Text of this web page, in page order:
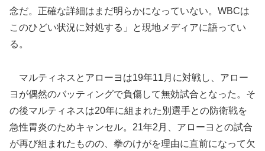
念だ。正確な詳細はまだ明らかになっていない。WBCは
このひどい状況に対処する」と現地メディアに語ってい
る。
マルティネスとアローヨは19年11月に対戦し、アロー
ヨが偶然のバッティングで負傷して無効試合となった。そ
の後マルティネスは20年に組まれた別選手との防衛戦を
急性胃炎のためキャンセル。21年2月、アローヨとの試合
が再び組まれたものの、拳のけがを理由に直前になって欠